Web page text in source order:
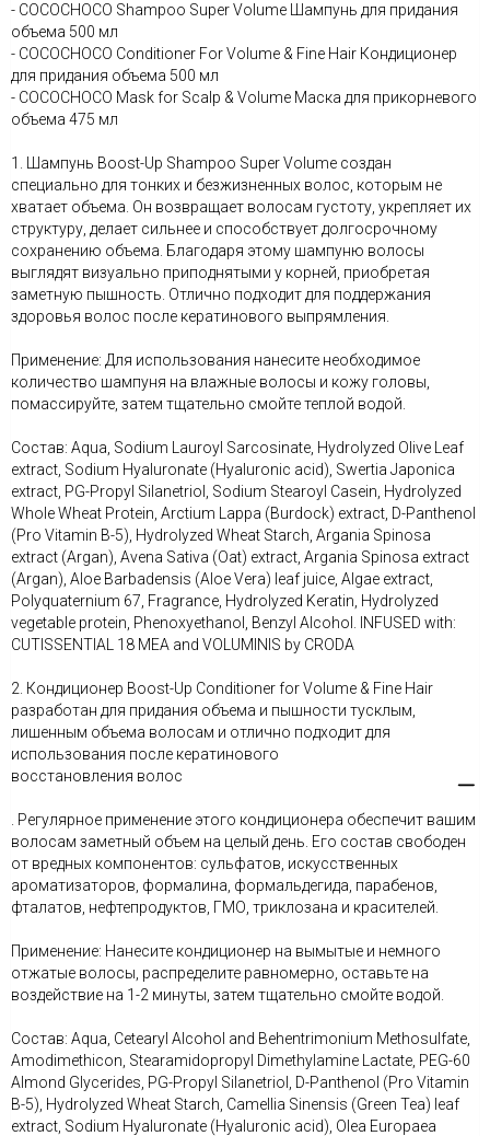
- COCOCHOCO Shampoo Super Volume Шампунь для придания
объема 500 мл
- COCOCHOCO Conditioner For Volume & Fine Hair Кондиционер
для придания объема 500 мл
- COCOCHOCO Mask for Scalp & Volume Маска для прикорневого
объема 475 мл
1. Шампунь Boost-Up Shampoo Super Volume создан
специально для тонких и безжизненных волос, которым не
хватает объема. Он возвращает волосам густоту, укрепляет их
структуру, делает сильнее и способствует долгосрочному
сохранению объема. Благодаря этому шампуню волосы
выглядят визуально приподнятыми у корней, приобретая
заметную пышность. Отлично подходит для поддержания
здоровья волос после кератинового выпрямления.
Применение: Для использования нанесите необходимое
количество шампуня на влажные волосы и кожу головы,
помассируйте, затем тщательно смойте теплой водой.
Состав: Aqua, Sodium Lauroyl Sarcosinate, Hydrolyzed Olive Leaf
extract, Sodium Hyaluronate (Hyaluronic acid), Swertia Japonica
extract, PG-Propyl Silanetriol, Sodium Stearoyl Casein, Hydrolyzed
Whole Wheat Protein, Arctium Lappa (Burdock) extract, D-Panthenol
(Pro Vitamin B-5), Hydrolyzed Wheat Starch, Argania Spinosa
extract (Argan), Avena Sativa (Oat) extract, Argania Spinosa extract
(Argan), Aloe Barbadensis (Aloe Vera) leaf juice, Algae extract,
Polyquaternium 67, Fragrance, Hydrolyzed Keratin, Hydrolyzed
vegetable protein, Phenoxyethanol, Benzyl Alcohol. INFUSED with:
CUTISSENTIAL 18 MEA and VOLUMINIS by CRODA
2. Кондиционер Boost-Up Conditioner for Volume & Fine Hair
разработан для придания объема и пышности тусклым,
лишенным объема волосам и отлично подходит для
использования после кератинового
восстановления волос
. Регулярное применение этого кондиционера обеспечит вашим
волосам заметный объем на целый день. Его состав свободен
от вредных компонентов: сульфатов, искусственных
ароматизаторов, формалина, формальдегида, парабенов,
фталатов, нефтепродуктов, ГМО, триклозана и красителей.
Применение: Нанесите кондиционер на вымытые и немного
отжатые волосы, распределите равномерно, оставьте на
воздействие на 1-2 минуты, затем тщательно смойте водой.
Состав: Aqua, Cetearyl Alcohol and Behentrimonium Methosulfate,
Amodimethicon, Stearamidopropyl Dimethylamine Lactate, PEG-60
Almond Glycerides, PG-Propyl Silanetriol, D-Panthenol (Pro Vitamin
B-5), Hydrolyzed Wheat Starch, Camellia Sinensis (Green Tea) leaf
extract, Sodium Hyaluronate (Hyaluronic acid), Olea Europaea